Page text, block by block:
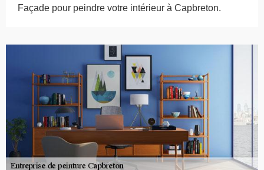
Façade pour peindre votre intérieur à Capbreton.